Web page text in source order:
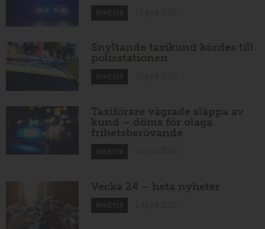
NYHETER
Snyltande taxikund kördes till
polisstationen
NYHETER
Taxiförare vägrade släppa av
kund – döms för olaga
frihetsberövande
NYHETER
Vecka 24 – heta nyheter
NYHETER